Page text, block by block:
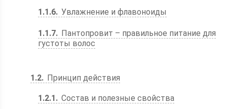
1.1.6 Увлажнение и флавоноиды
1.1.7
Пантопровит – правильное питание для
густоты волос
1.2 Принцип действия
1.2.1 Состав и полезные свойства